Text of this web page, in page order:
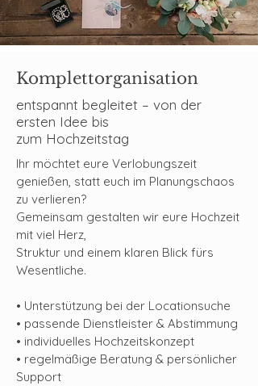
Komplettorganisation
entspannt begleitet – von der
ersten Idee bis
zum Hochzeitstag
Ihr möchtet eure Verlobungszeit
genießen, statt euch im Planungschaos
zu verlieren?
Gemeinsam gestalten wir eure Hochzeit
mit viel Herz,
Struktur und einem klaren Blick fürs
Wesentliche.
​​• Unterstützung bei der Locationsuche
• passende Dienstleister & Abstimmung
• individuelles Hochzeitskonzept
• regelmäßige Beratung & persönlicher
Support